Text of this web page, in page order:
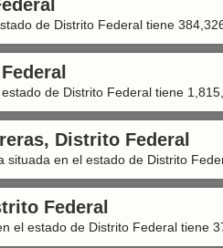
de Distrito Federal tiene
de Distrito Federal tiene
Distrito Federal
situada en el estado de Distrito
Federal
el estado de Distrito Federal tiene